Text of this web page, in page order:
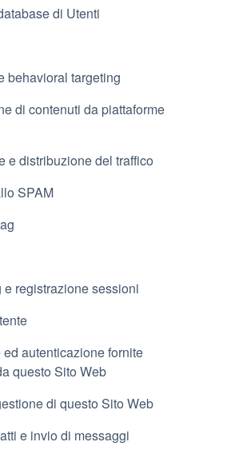
di Utenti
behavioral targeting
di contenuti da piattaforme
e distribuzione del traffico
SPAM
e registrazione sessioni
autenticazione fornite
questo Sito Web
di questo Sito Web
e invio di messaggi